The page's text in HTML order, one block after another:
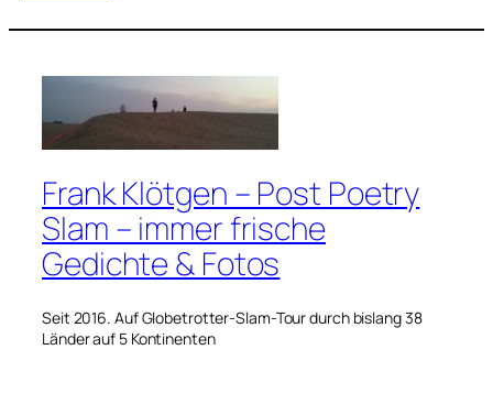
Frank Klötgen – Post Poetry
Slam – immer frische
Gedichte & Fotos
Seit 2016. Auf Globetrotter-Slam-Tour durch bislang 38
Länder auf 5 Kontinenten